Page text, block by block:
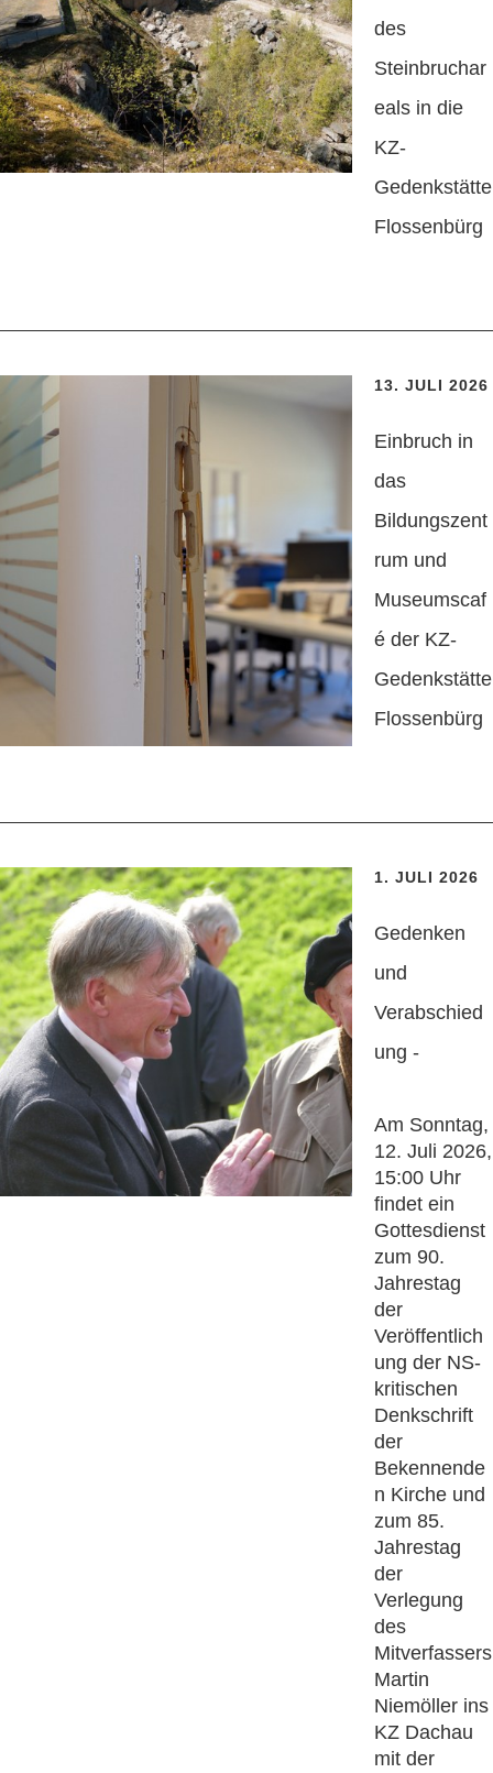
des
Steinbruchar
eals in die
KZ-
Gedenkstätte
Flossenbürg
13. JULI 2026
Einbruch in
das
Bildungszent
rum und
Museumscaf
é der KZ-
Gedenkstätte
Flossenbürg
1. JULI 2026
Gedenken
und
Verabschied
ung -
Am Sonntag,
12. Juli 2026,
15:00 Uhr
findet ein
Gottesdienst
zum 90.
Jahrestag
der
Veröffentlich
ung der NS-
kritischen
Denkschrift
der
Bekennende
n Kirche und
zum 85.
Jahrestag
der
Verlegung
des
Mitverfassers
Martin
Niemöller ins
KZ Dachau
mit der